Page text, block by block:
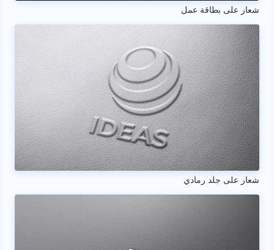
شعار على بطاقة عمل
شعار على جلد رمادي